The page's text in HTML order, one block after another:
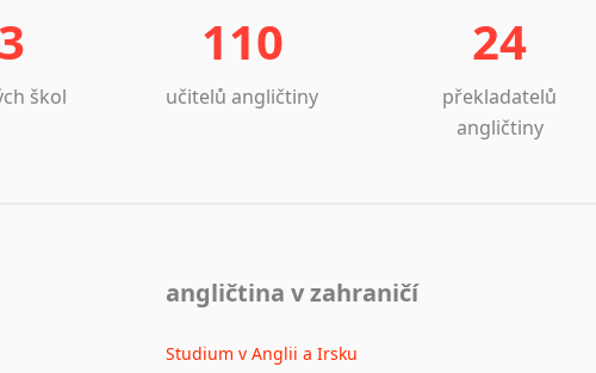
škol
110
učitelů angličtiny
24
překladatelů
angličtiny
angličtina v zahraničí
Studium v Anglii a Irsku